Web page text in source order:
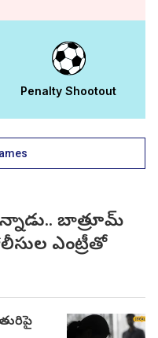
Penalty Shootout
బాత్రూమ్
ఎంట్రీతో